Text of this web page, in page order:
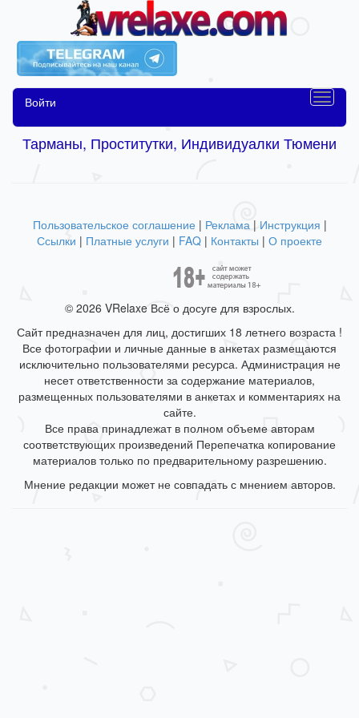
Войти
Тарманы, Проститутки, Индивидуалки Тюмени
Пользовательское соглашение | Реклама| Инструкция |
Ссылки | Платные услуги | FAQ | Контакты | О проекте
© 2026 VRelaxe Всё о досуге для взрослых.
Сайт предназначен для лиц, достигших 18 летнего возраста !
Все фотографии и личные данные в анкетах размещаются
исключительно пользователями ресурса. Администрация не
несет ответственности за содержание материалов,
размещенных пользователями в анкетах и комментариях на
сайте.
Все права принадлежат в полном объеме авторам
соответствующих произведений Перепечатка копирование
материалов только по предварительному разрешению.
Мнение редакции может не совпадать с мнением авторов.